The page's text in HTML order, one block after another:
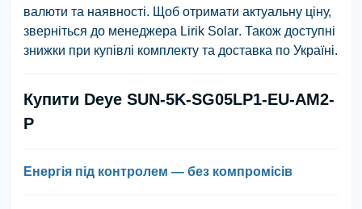
валюти та наявності. Щоб отримати актуальну ціну,
зверніться до менеджера Lirik Solar. Також доступні
знижки при купівлі комплекту та доставка по Україні.
Купити Deye SUN-5K-SG05LP1-EU-AM2-
P
Енергія під контролем — без компромісів